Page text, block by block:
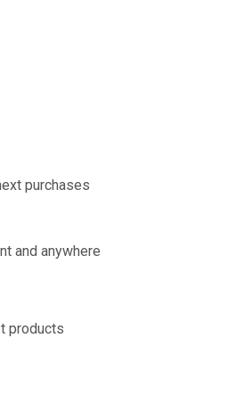
purchases
and anywhere
products